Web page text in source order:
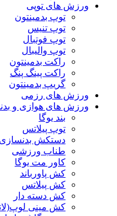
ورزش های توپی
توپ بدمینتون
توپ تنیس
توپ فوتبال
توپ والیبال
راکت بدمینتون
راکت پینگ پنگ
گریپ بدمینتون
ورزش های رزمی
ورزش های هوازی و
بند یوگا
توپ پیلاتس
دستکش بدنسازی
طناب ورزشی
کاور مت یوگا
کش پاورباند
کش پیلاتس
کش دسته دار
کش مینی